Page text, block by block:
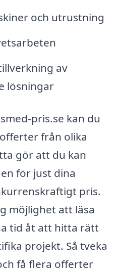
och utrustning
av
lösningar
pris.se kan du
från olika
gör att du kan
för just dina
pris.
möjlighet att läsa
tid åt att hitta rätt
projekt. Så tveka
få flera offerter